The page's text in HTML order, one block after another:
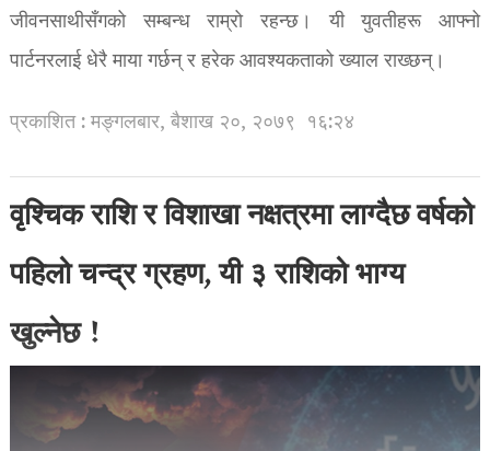
जीवनसाथीसँगको सम्बन्ध राम्रो रहन्छ। यी युवतीहरू आफ्नो
पार्टनरलाई धेरै माया गर्छन् र हरेक आवश्यकताको ख्याल राख्छन्।
प्रकाशित : मङ्गलबार, बैशाख २०, २०७९ १६:२४
वृश्चिक राशि र विशाखा नक्षत्रमा लाग्दैछ वर्षको
पहिलो चन्द्र ग्रहण, यी ३ राशिको भाग्य
खुल्नेछ !